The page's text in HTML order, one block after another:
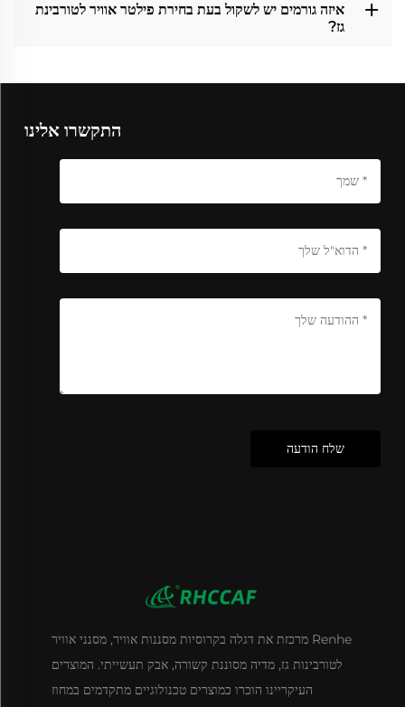
איזה גורמים יש לשקול בעת בחירת פילטר אוויר לטורבינת
גז?
התקשרו אלינו
שלח הודעה
Renhe מרכזת את דגלה בקרוסיות מסננות אוויר, מסנני אוויר
לטורבינות גז, מדיה מסוננת קשורה, אבק תעשייתי. המוצרים
העיקריינו הוכרו כמוצרים טכנולוגיים מתקדמים במחוז